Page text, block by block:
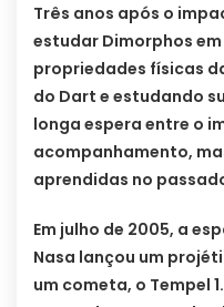
Três anos após o
estudar Dimorphos
propriedades físicas
do Dart e estudando
longa espera entre o
acompanhamento,
aprendidas no
Em julho de 2005, a
Nasa lançou um
um cometa, o Tempel